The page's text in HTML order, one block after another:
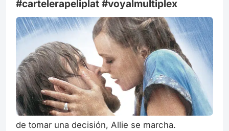
#cartelerapeliplat #voyalmultiplex
de tomar una decisión, Allie se marcha.